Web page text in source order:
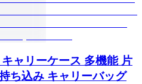
ャリーケース 多機能 片
ち込み キャリーバッグ